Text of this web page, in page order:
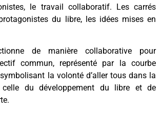
le travail collaboratif. Les carrés
du libre, les idées mises en
de manière collaborative pour
commun, représenté par la courbe
la volonté d’aller tous dans la
celle du développement du libre et de